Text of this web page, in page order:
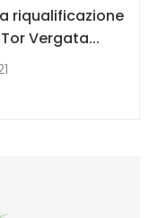
riqualificazione
Vergata...